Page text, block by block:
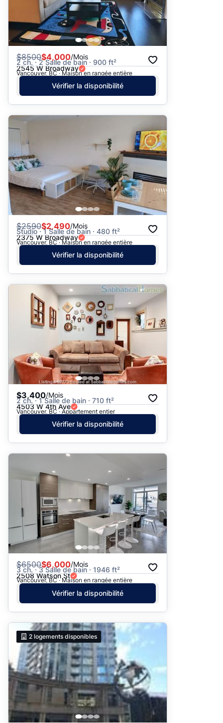
$8500$4,000/Mois
2 ch. · 2 Salle de bain · 900 ft²
2545 W Broadway
Vancouver, BC · Maison en rangée entière
Vérifier la disponibilité
$2590$2,490/Mois
Studio · 1 Salle de bain · 480 ft²
2375 W Broadway
Vancouver, BC · Maison en rangée entière
Vérifier la disponibilité
$3,400/Mois
2 ch. · 1 Salle de bain · 710 ft²
4503 W 4th Ave
Vancouver, BC · Appartement entier
Vérifier la disponibilité
$6500$6,000/Mois
3 ch. · 3 Salle de bain · 1946 ft²
2508 Watson St
Vancouver, BC · Maison en rangée entière
Vérifier la disponibilité
2 logements disponibles